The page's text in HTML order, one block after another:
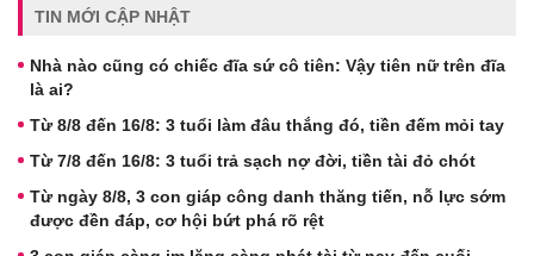
TIN MỚI CẬP NHẬT
Nhà nào cũng có chiếc đĩa sứ cô tiên: Vậy tiên nữ trên đĩa
là ai?
Từ 8/8 đến 16/8: 3 tuổi làm đâu thắng đó, tiền đếm mỏi tay
Từ 7/8 đến 16/8: 3 tuổi trả sạch nợ đời, tiền tài đỏ chót
Từ ngày 8/8, 3 con giáp công danh thăng tiến, nỗ lực sớm
được đền đáp, cơ hội bứt phá rõ rệt